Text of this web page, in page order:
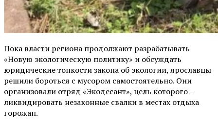
Пока власти региона продолжают разрабатывать
«Новую экологическую политику» и обсуждать
юридические тонкости закона об экологии, ярославцы
решили бороться с мусором самостоятельно. Они
организовали отряд «Экодесант», цель которого –
ликвидировать незаконные свалки в местах отдыха
горожан.